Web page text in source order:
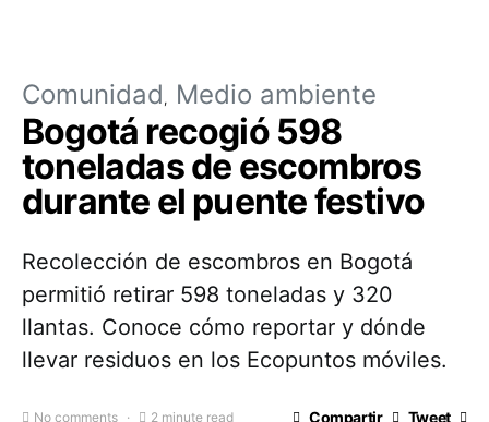
Comunidad Medio ambiente
Bogotá recogió 598
toneladas de escombros
durante el puente festivo
Recolección de escombros en Bogotá
permitió retirar 598 toneladas y 320
llantas. Conoce cómo reportar y dónde
llevar residuos en los Ecopuntos móviles.
No comments 2 minute read Compartir Tweet